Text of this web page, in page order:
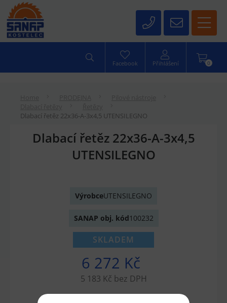
0
Facebook Přihlášení
Dlabací řetěz 22x36-A-3x4,5 UTENSILEGNO
Dlabací řetěz 22x36-A-3x4,5
UTENSILEGNO
VýrobceUTENSILEGNO
SANAP obj. kód100232
SKLADEM
6 272 Kč
5 183 Kč bez DPH